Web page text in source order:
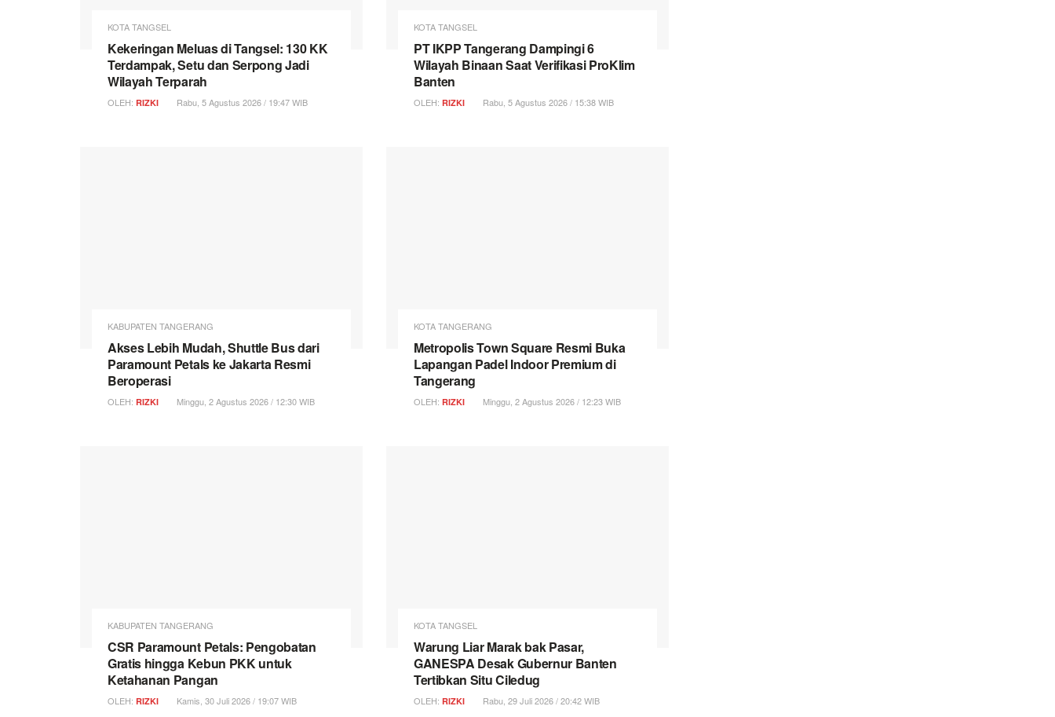
KOTA TANGSEL
Kekeringan Meluas di Tangsel: 130 KK
Terdampak, Setu dan Serpong Jadi
Wilayah Terparah
OLEH: RIZKI Rabu, 5 Agustus 2026 / 19:47 WIB
KOTA TANGSEL
PT IKPP Tangerang Dampingi 6
Wilayah Binaan Saat Verifikasi ProKlim
Banten
OLEH: RIZKI Rabu, 5 Agustus 2026 / 15:38 WIB
KABUPATEN TANGERANG
Akses Lebih Mudah, Shuttle Bus dari
Paramount Petals ke Jakarta Resmi
Beroperasi
OLEH: RIZKI Minggu, 2 Agustus 2026 / 12:30 WIB
KOTA TANGERANG
Metropolis Town Square Resmi Buka
Lapangan Padel Indoor Premium di
Tangerang
OLEH: RIZKI Minggu, 2 Agustus 2026 / 12:23 WIB
KABUPATEN TANGERANG
CSR Paramount Petals: Pengobatan
Gratis hingga Kebun PKK untuk
Ketahanan Pangan
OLEH: RIZKI Kamis, 30 Juli 2026 / 19:07 WIB
KOTA TANGSEL
Warung Liar Marak bak Pasar,
GANESPA Desak Gubernur Banten
Tertibkan Situ Ciledug
OLEH: RIZKI Rabu, 29 Juli 2026 / 20:42 WIB